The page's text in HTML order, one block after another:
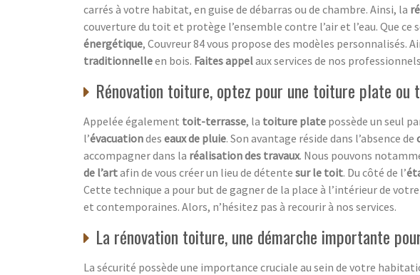
carrés à votre habitat, en guise de débarras ou de chambre. Ainsi, la
couverture du toit et protège l’ensemble contre l’air et l’eau. Que ce
énergétique, Couvreur 84 vous propose des modèles
traditionnelleen bois. Faites appelaux services de nos
Rénovation toiture, optez pour une toiture plate ou
Appelée également toit-terrasse, la toiture plate possède un seul
l’évacuationdes eaux de pluie. Son avantage réside dans l’absence de
accompagner dans la réalisation des travaux. Nous pouvons
de l’artafin de vous créer un lieu de détente sur le toit. Du côté de l’
Cette technique a pour but de gagner de la place à l’intérieur de
et contemporaines. Alors, n’hésitez pas à recourir à nos services.
La rénovation toiture, une démarche importante
La sécurité possède une importance cruciale au sein de votre